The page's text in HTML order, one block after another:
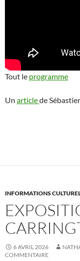
Tout le programme
Un articlede
INFORMATIONS
6 AVRIL 2026
COMMENTAIRE